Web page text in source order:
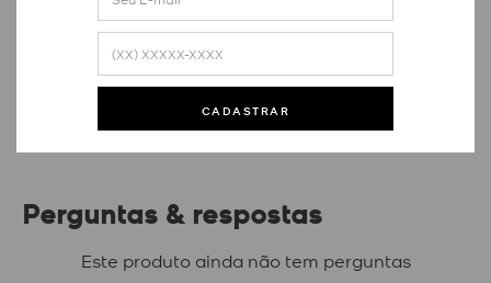
CADASTRAR
Este produto ainda não tem avaliações
SEJA O PRIMEIRO A AVALIAR
Perguntas & respostas
Este produto ainda não tem perguntas